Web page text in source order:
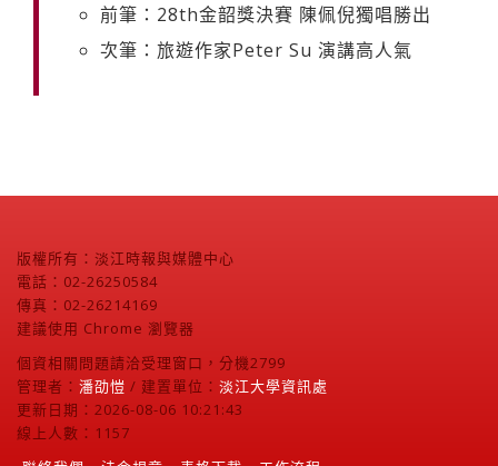
前筆：28th金韶獎決賽 陳佩倪獨唱勝出
次筆：旅遊作家Peter Su 演講高人氣
版權所有：淡江時報與媒體中心
電話：02-26250584
傳真：02-26214169
建議使用 Chrome 瀏覽器
個資相關問題請洽受理窗口，分機2799
管理者： 潘劭愷 / 建置單位： 淡江大學資訊處
更新日期：2026-08-06 10:21:43
線上人數：1157